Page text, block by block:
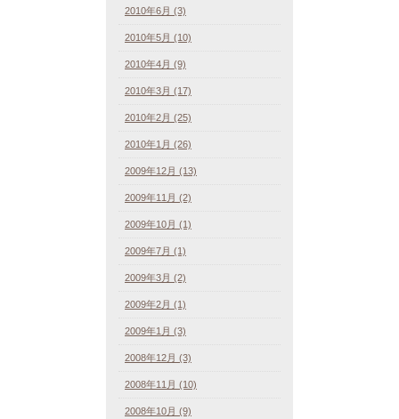
2010年6月 (3)
2010年5月 (10)
2010年4月 (9)
2010年3月 (17)
2010年2月 (25)
2010年1月 (26)
2009年12月 (13)
2009年11月 (2)
2009年10月 (1)
2009年7月 (1)
2009年3月 (2)
2009年2月 (1)
2009年1月 (3)
2008年12月 (3)
2008年11月 (10)
2008年10月 (9)